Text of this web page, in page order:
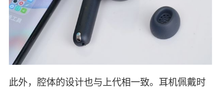
此外，腔体的设计也与上代相一致。耳机佩戴时